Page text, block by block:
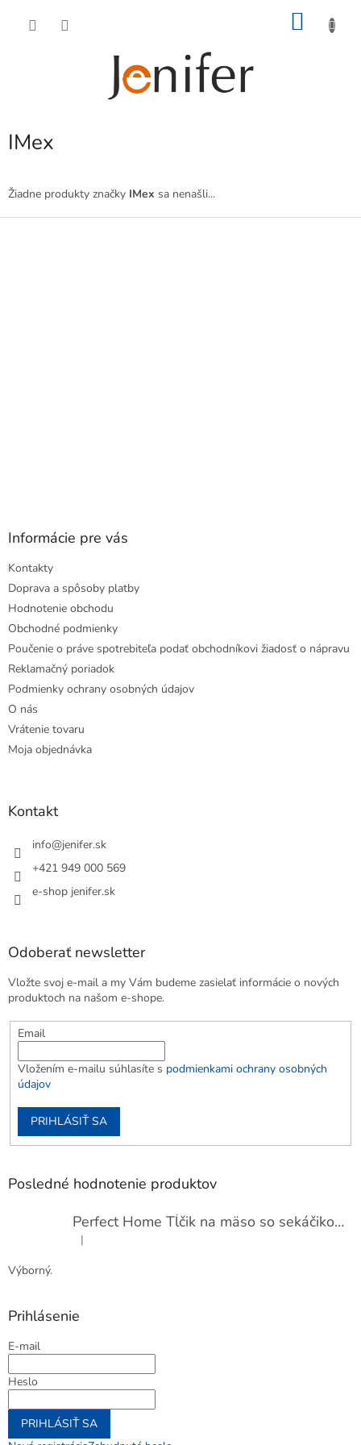
IMex
Žiadne produkty značky IMex sa nenašli...
Z
Informácie pre vás
Kontakty
Doprava a spôsoby platby
Hodnotenie obchodu
Obchodné podmienky
Poučenie o práve spotrebiteľa podať obchodníkovi žiadosť o nápravu
Reklamačný poriadok
Podmienky ochrany osobných údajov
O nás
Vrátenie tovaru
Moja objednávka
Kontakt
info@jenifer.sk
+421 949 000 569
e-shop jenifer.sk
Odoberať newsletter
Vložte svoj e-mail a my Vám budeme zasielať informácie o nových
produktoch na našom e-shope.
Email
Vložením e-mailu súhlasíte s podmienkami ochrany osobných
údajov
PRIHLÁSIŤ SA
Posledné hodnotenie produktov
Perfect Home Tĺčik na mäso so sekáčikom, 56893
Hodnotenie produktu je 5 z 5 hviezdičiek.
|
Výborný.
Prihlásenie
E-mail
Heslo
PRIHLÁSIŤ SA